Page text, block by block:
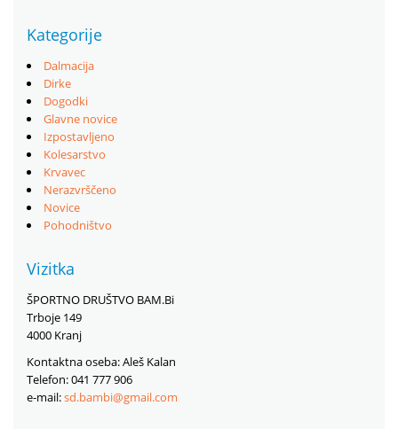
Kategorije
Dalmacija
Dirke
Dogodki
Glavne novice
Izpostavljeno
Kolesarstvo
Krvavec
Nerazvrščeno
Novice
Pohodništvo
Vizitka
ŠPORTNO DRUŠTVO BAM.Bi
Trboje 149
4000 Kranj
Kontaktna oseba: Aleš Kalan
Telefon: 041 777 906
e-mail:sd.bambi@gmail.com